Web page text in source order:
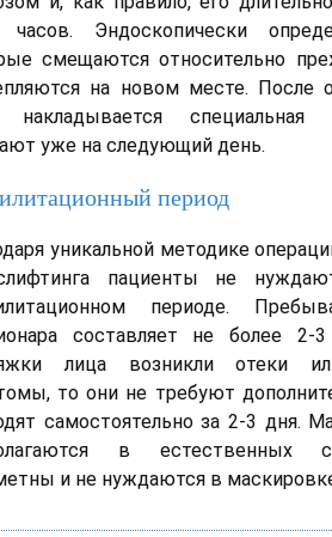
часов. Эндоскопически
смещаются относительно
на новом месте. После
специальная
уже на следующий день.
период
уникальной методике
пациенты не
периоде.
составляет не более 2-
лица возникли отеки
то они не требуют
самостоятельно за 2-3 дня.
в естественных
и не нуждаются в